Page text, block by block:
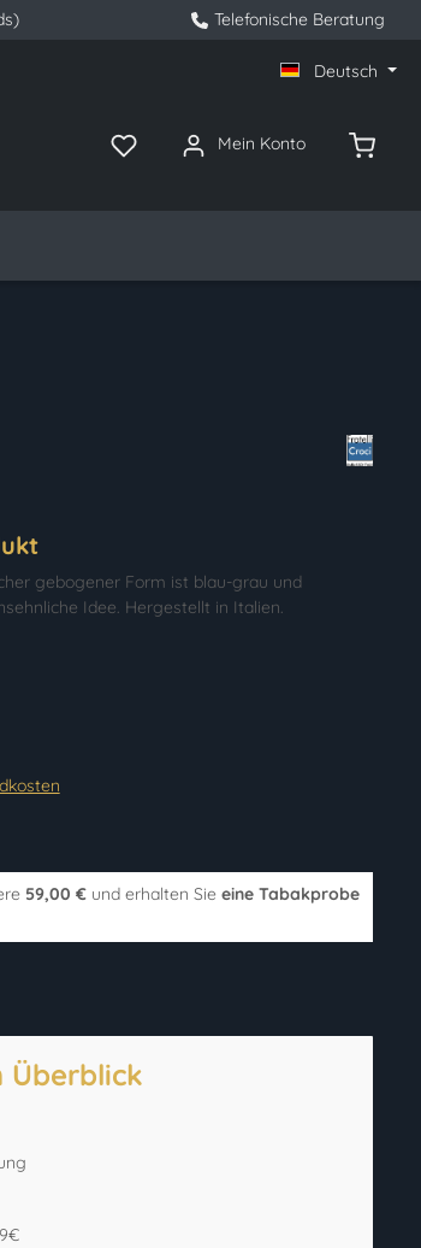
Telefonische Beratung
Deutsch
Mein Konto
gebogener Form ist blau-grau und
Idee. Hergestellt in Italien.
59,00 €und erhalten Sie eine Tabakprobe
Überblick